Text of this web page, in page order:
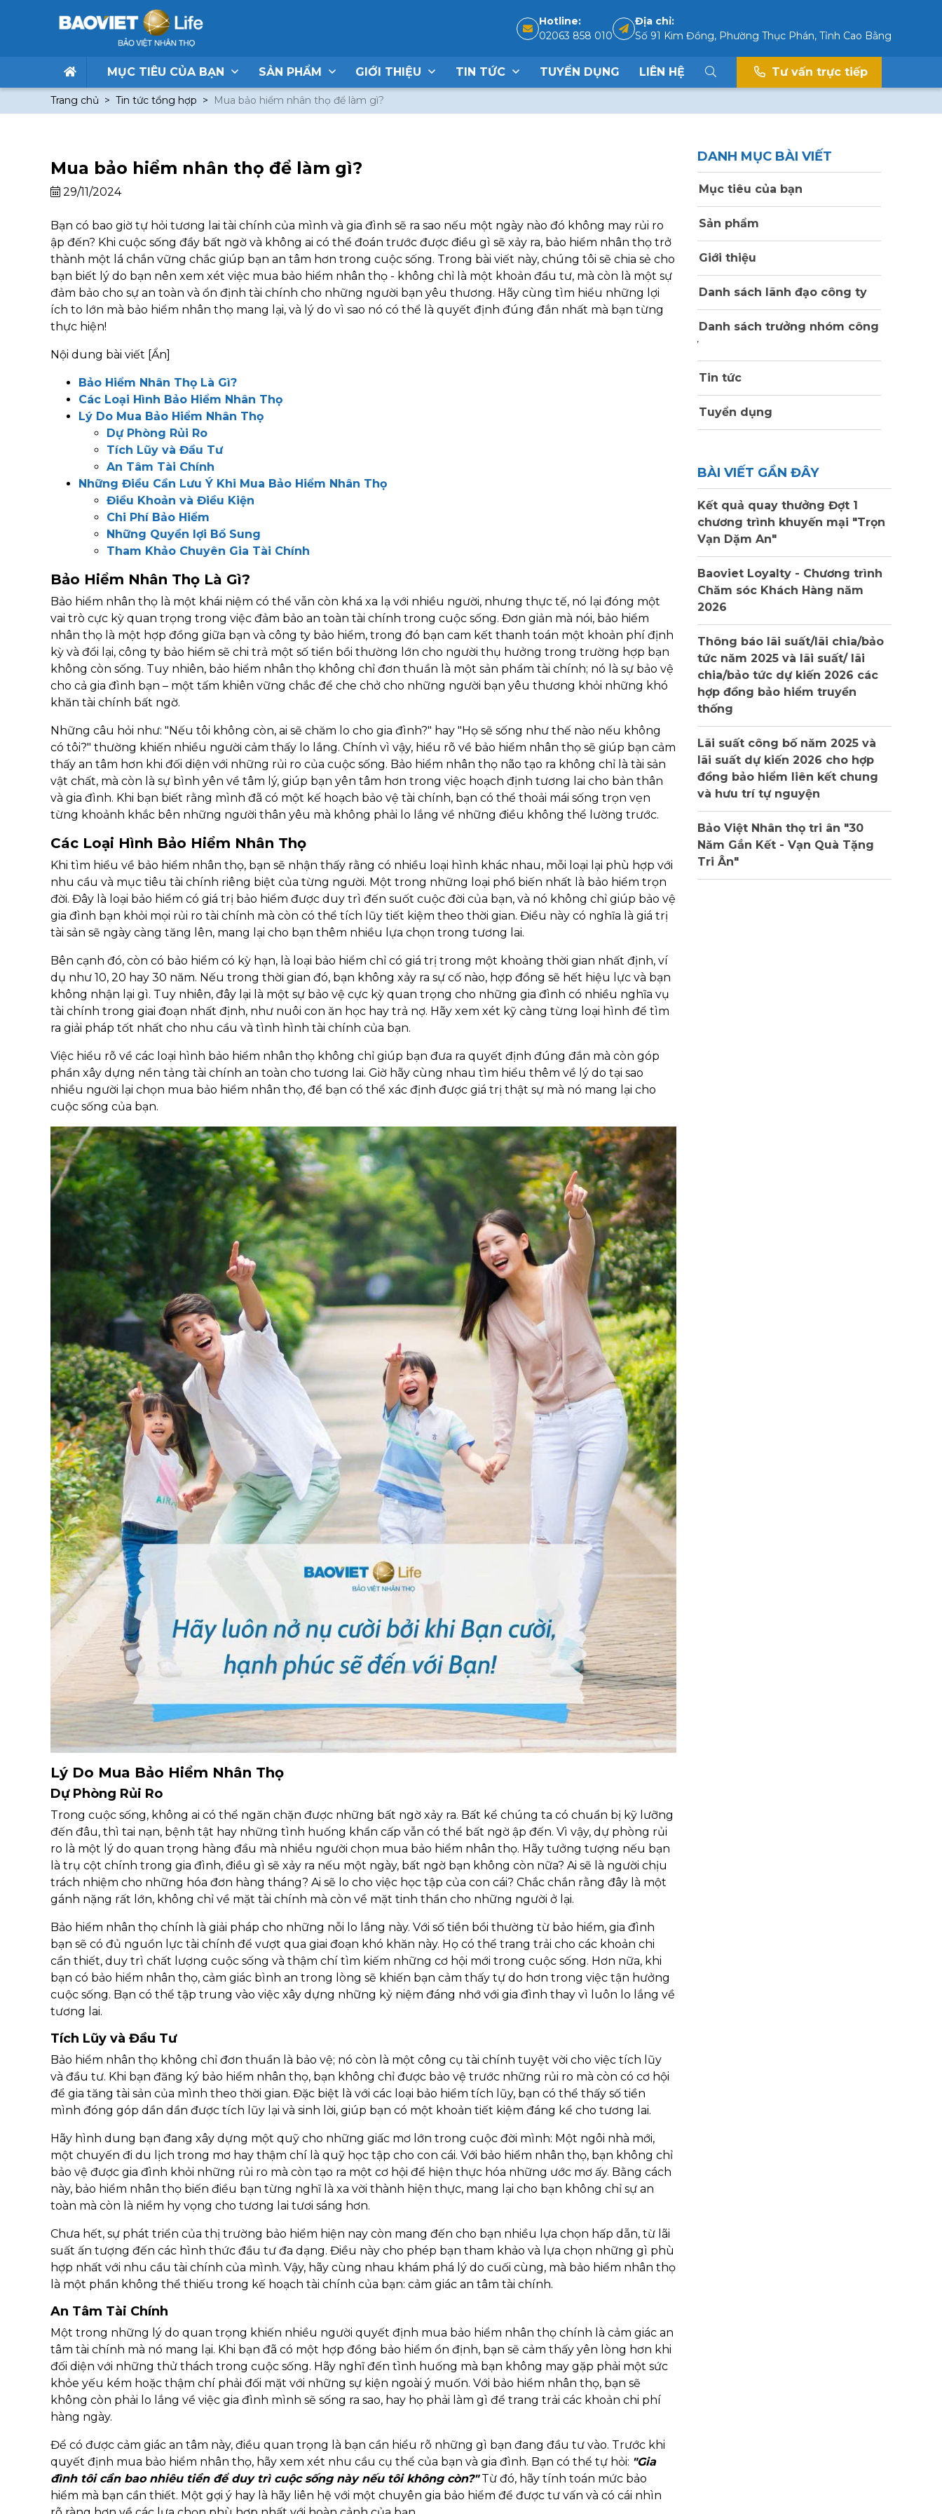
Hotline:
02063 858 010
Địa chỉ:
Số 91 Kim Đồng, Phường Thục Phán, Tỉnh Cao Bằng
MỤC TIÊU CỦA BẠN SẢN PHẨM GIỚI THIỆU TIN TỨC TUYỂN DỤNG LIÊN HỆ Tư vấn trực tiếp
Trang chủ Tin tức tổng hợp Mua bảo hiểm nhân thọ để làm gì?
Mua bảo hiểm nhân thọ để làm gì?
29/11/2024
Bạn có bao giờ tự hỏi tương lai tài chính của mình và gia đình sẽ ra sao nếu một ngày nào đó không may rủi ro
ập đến? Khi cuộc sống đầy bất ngờ và không ai có thể đoán trước được điều gì sẽ xảy ra, bảo hiểm nhân thọ trở
thành một lá chắn vững chắc giúp bạn an tâm hơn trong cuộc sống. Trong bài viết này, chúng tôi sẽ chia sẻ cho
bạn biết lý do bạn nên xem xét việc mua bảo hiểm nhân thọ - không chỉ là một khoản đầu tư, mà còn là một sự
đảm bảo cho sự an toàn và ổn định tài chính cho những người bạn yêu thương. Hãy cùng tìm hiểu những lợi
ích to lớn mà bảo hiểm nhân thọ mang lại, và lý do vì sao nó có thể là quyết định đúng đắn nhất mà bạn từng
thực hiện!
Nội dung bài viết [Ẩn]
Bảo Hiểm Nhân Thọ Là Gì?
Các Loại Hình Bảo Hiểm Nhân Thọ
Lý Do Mua Bảo Hiểm Nhân Thọ
Dự Phòng Rủi Ro
Tích Lũy và Đầu Tư
An Tâm Tài Chính
Những Điều Cần Lưu Ý Khi Mua Bảo Hiểm Nhân Thọ
Điều Khoản và Điều Kiện
Chi Phí Bảo Hiểm
Những Quyền lợi Bổ Sung
Tham Khảo Chuyên Gia Tài Chính
Bảo Hiểm Nhân Thọ Là Gì?
Bảo hiểm nhân thọ là một khái niệm có thể vẫn còn khá xa lạ với nhiều người, nhưng thực tế, nó lại đóng một
vai trò cực kỳ quan trọng trong việc đảm bảo an toàn tài chính trong cuộc sống. Đơn giản mà nói, bảo hiểm
nhân thọ là một hợp đồng giữa bạn và công ty bảo hiểm, trong đó bạn cam kết thanh toán một khoản phí định
kỳ và đổi lại, công ty bảo hiểm sẽ chi trả một số tiền bồi thường lớn cho người thụ hưởng trong trường hợp bạn
không còn sống. Tuy nhiên, bảo hiểm nhân thọ không chỉ đơn thuần là một sản phẩm tài chính; nó là sự bảo vệ
cho cả gia đình bạn – một tấm khiên vững chắc để che chở cho những người bạn yêu thương khỏi những khó
khăn tài chính bất ngờ.
Những câu hỏi như: "Nếu tôi không còn, ai sẽ chăm lo cho gia đình?" hay "Họ sẽ sống như thế nào nếu không
có tôi?" thường khiến nhiều người cảm thấy lo lắng. Chính vì vậy, hiểu rõ về bảo hiểm nhân thọ sẽ giúp bạn cảm
thấy an tâm hơn khi đối diện với những rủi ro của cuộc sống. Bảo hiểm nhân thọ não tạo ra không chỉ là tài sản
vật chất, mà còn là sự bình yên về tâm lý, giúp bạn yên tâm hơn trong việc hoạch định tương lai cho bản thân
và gia đình. Khi bạn biết rằng mình đã có một kế hoạch bảo vệ tài chính, bạn có thể thoải mái sống trọn vẹn
từng khoảnh khắc bên những người thân yêu mà không phải lo lắng về những điều không thể lường trước.
Các Loại Hình Bảo Hiểm Nhân Thọ
Khi tìm hiểu về bảo hiểm nhân thọ, bạn sẽ nhận thấy rằng có nhiều loại hình khác nhau, mỗi loại lại phù hợp với
nhu cầu và mục tiêu tài chính riêng biệt của từng người. Một trong những loại phổ biến nhất là bảo hiểm trọn
đời. Đây là loại bảo hiểm có giá trị bảo hiểm được duy trì đến suốt cuộc đời của bạn, và nó không chỉ giúp bảo vệ
gia đình bạn khỏi mọi rủi ro tài chính mà còn có thể tích lũy tiết kiệm theo thời gian. Điều này có nghĩa là giá trị
tài sản sẽ ngày càng tăng lên, mang lại cho bạn thêm nhiều lựa chọn trong tương lai.
Bên cạnh đó, còn có bảo hiểm có kỳ hạn, là loại bảo hiểm chỉ có giá trị trong một khoảng thời gian nhất định, ví
dụ như 10, 20 hay 30 năm. Nếu trong thời gian đó, bạn không xảy ra sự cố nào, hợp đồng sẽ hết hiệu lực và bạn
không nhận lại gì. Tuy nhiên, đây lại là một sự bảo vệ cực kỳ quan trọng cho những gia đình có nhiều nghĩa vụ
tài chính trong giai đoạn nhất định, như nuôi con ăn học hay trả nợ. Hãy xem xét kỹ càng từng loại hình để tìm
ra giải pháp tốt nhất cho nhu cầu và tình hình tài chính của bạn.
Việc hiểu rõ về các loại hình bảo hiểm nhân thọ không chỉ giúp bạn đưa ra quyết định đúng đắn mà còn góp
phần xây dựng nền tảng tài chính an toàn cho tương lai. Giờ hãy cùng nhau tìm hiểu thêm về lý do tại sao
nhiều người lại chọn mua bảo hiểm nhân thọ, để bạn có thể xác định được giá trị thật sự mà nó mang lại cho
cuộc sống của bạn.
Lý Do Mua Bảo Hiểm Nhân Thọ
Dự Phòng Rủi Ro
Trong cuộc sống, không ai có thể ngăn chặn được những bất ngờ xảy ra. Bất kể chúng ta có chuẩn bị kỹ lưỡng
đến đâu, thì tai nạn, bệnh tật hay những tình huống khẩn cấp vẫn có thể bất ngờ ập đến. Vì vậy, dự phòng rủi
ro là một lý do quan trọng hàng đầu mà nhiều người chọn mua bảo hiểm nhân thọ. Hãy tưởng tượng nếu bạn
là trụ cột chính trong gia đình, điều gì sẽ xảy ra nếu một ngày, bất ngờ bạn không còn nữa? Ai sẽ là người chịu
trách nhiệm cho những hóa đơn hàng tháng? Ai sẽ lo cho việc học tập của con cái? Chắc chắn rằng đây là một
gánh nặng rất lớn, không chỉ về mặt tài chính mà còn về mặt tinh thần cho những người ở lại.
Bảo hiểm nhân thọ chính là giải pháp cho những nỗi lo lắng này. Với số tiền bồi thường từ bảo hiểm, gia đình
bạn sẽ có đủ nguồn lực tài chính để vượt qua giai đoạn khó khăn này. Họ có thể trang trải cho các khoản chi
cần thiết, duy trì chất lượng cuộc sống và thậm chí tìm kiếm những cơ hội mới trong cuộc sống. Hơn nữa, khi
bạn có bảo hiểm nhân thọ, cảm giác bình an trong lòng sẽ khiến bạn cảm thấy tự do hơn trong việc tận hưởng
cuộc sống. Bạn có thể tập trung vào việc xây dựng những kỷ niệm đáng nhớ với gia đình thay vì luôn lo lắng về
tương lai.
Tích Lũy và Đầu Tư
Bảo hiểm nhân thọ không chỉ đơn thuần là bảo vệ; nó còn là một công cụ tài chính tuyệt vời cho việc tích lũy
và đầu tư. Khi bạn đăng ký bảo hiểm nhân thọ, bạn không chỉ được bảo vệ trước những rủi ro mà còn có cơ hội
để gia tăng tài sản của mình theo thời gian. Đặc biệt là với các loại bảo hiểm tích lũy, bạn có thể thấy số tiền
mình đóng góp dần dần được tích lũy lại và sinh lời, giúp bạn có một khoản tiết kiệm đáng kể cho tương lai.
Hãy hình dung bạn đang xây dựng một quỹ cho những giấc mơ lớn trong cuộc đời mình: Một ngôi nhà mới,
một chuyến đi du lịch trong mơ hay thậm chí là quỹ học tập cho con cái. Với bảo hiểm nhân thọ, bạn không chỉ
bảo vệ được gia đình khỏi những rủi ro mà còn tạo ra một cơ hội để hiện thực hóa những ước mơ ấy. Bằng cách
này, bảo hiểm nhân thọ biến điều bạn từng nghĩ là xa vời thành hiện thực, mang lại cho bạn không chỉ sự an
toàn mà còn là niềm hy vọng cho tương lai tươi sáng hơn.
Chưa hết, sự phát triển của thị trường bảo hiểm hiện nay còn mang đến cho bạn nhiều lựa chọn hấp dẫn, từ lãi
suất ấn tượng đến các hình thức đầu tư đa dạng. Điều này cho phép bạn tham khảo và lựa chọn những gì phù
hợp nhất với nhu cầu tài chính của mình. Vậy, hãy cùng nhau khám phá lý do cuối cùng, mà bảo hiểm nhân thọ
là một phần không thể thiếu trong kế hoạch tài chính của bạn: cảm giác an tâm tài chính.
An Tâm Tài Chính
Một trong những lý do quan trọng khiến nhiều người quyết định mua bảo hiểm nhân thọ chính là cảm giác an
tâm tài chính mà nó mang lại. Khi bạn đã có một hợp đồng bảo hiểm ổn định, bạn sẽ cảm thấy yên lòng hơn khi
đối diện với những thử thách trong cuộc sống. Hãy nghĩ đến tình huống mà bạn không may gặp phải một sức
khỏe yếu kém hoặc thậm chí phải đối mặt với những sự kiện ngoài ý muốn. Với bảo hiểm nhân thọ, bạn sẽ
không còn phải lo lắng về việc gia đình mình sẽ sống ra sao, hay họ phải làm gì để trang trải các khoản chi phí
hàng ngày.
Để có được cảm giác an tâm này, điều quan trọng là bạn cần hiểu rõ những gì bạn đang đầu tư vào. Trước khi
quyết định mua bảo hiểm nhân thọ, hãy xem xét nhu cầu cụ thể của bạn và gia đình. Bạn có thể tự hỏi: "Gia
đình tôi cần bao nhiêu tiền để duy trì cuộc sống này nếu tôi không còn?"Từ đó, hãy tính toán mức bảo
hiểm mà bạn cần thiết. Một gợi ý hay là hãy liên hệ với một chuyên gia bảo hiểm để được tư vấn và có cái nhìn
DANH MỤC BÀI VIẾT
Mục tiêu của bạn
Sản phẩm
Giới thiệu
Danh sách lãnh đạo công ty
Danh sách trưởng nhóm công
ty
Tin tức
Tuyển dụng
BÀI VIẾT GẦN ĐÂY
Kết quả quay thưởng Đợt 1
chương trình khuyến mại "Trọn
Vạn Dặm An"
Baoviet Loyalty - Chương trình
Chăm sóc Khách Hàng năm
2026
Thông báo lãi suất/lãi chia/bảo
tức năm 2025 và lãi suất/ lãi
chia/bảo tức dự kiến 2026 các
hợp đồng bảo hiểm truyền
thống
Lãi suất công bố năm 2025 và
lãi suất dự kiến 2026 cho hợp
đồng bảo hiểm liên kết chung
và hưu trí tự nguyện
Bảo Việt Nhân thọ tri ân "30
Năm Gắn Kết - Vạn Quà Tặng
Tri Ân"